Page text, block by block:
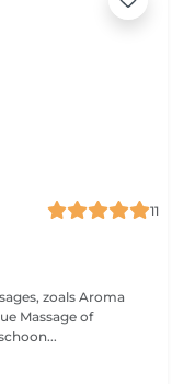
11
zoals Aroma
Massage of